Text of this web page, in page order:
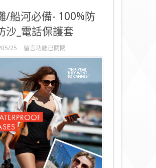
/船河必備- 100%防
沙_電話保護套
25
在
〈沙
船
河
必
備-
100%
防
水
防
沙
電
話
留言功能已關閉